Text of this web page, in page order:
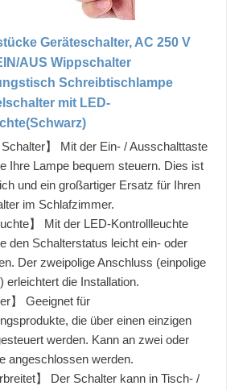
Geräteschalter, AC 250 V
AUS Wippschalter
Schreibtischlampe
mit LED-
Schalter】 Mit der Ein- / Ausschalttaste
Ihre Lampe bequem steuern. Dies ist
und ein großartiger Ersatz für Ihren
im Schlafzimmer.
】 Mit der LED-Kontrollleuchte
den Schalterstatus leicht ein- oder
Der zweipolige Anschluss (einpolige
erleichtert die Installation.
】 Geeignet für
die über einen einzigen
werden. Kann an zwei oder
angeschlossen werden.
】 Der Schalter kann in Tisch- /